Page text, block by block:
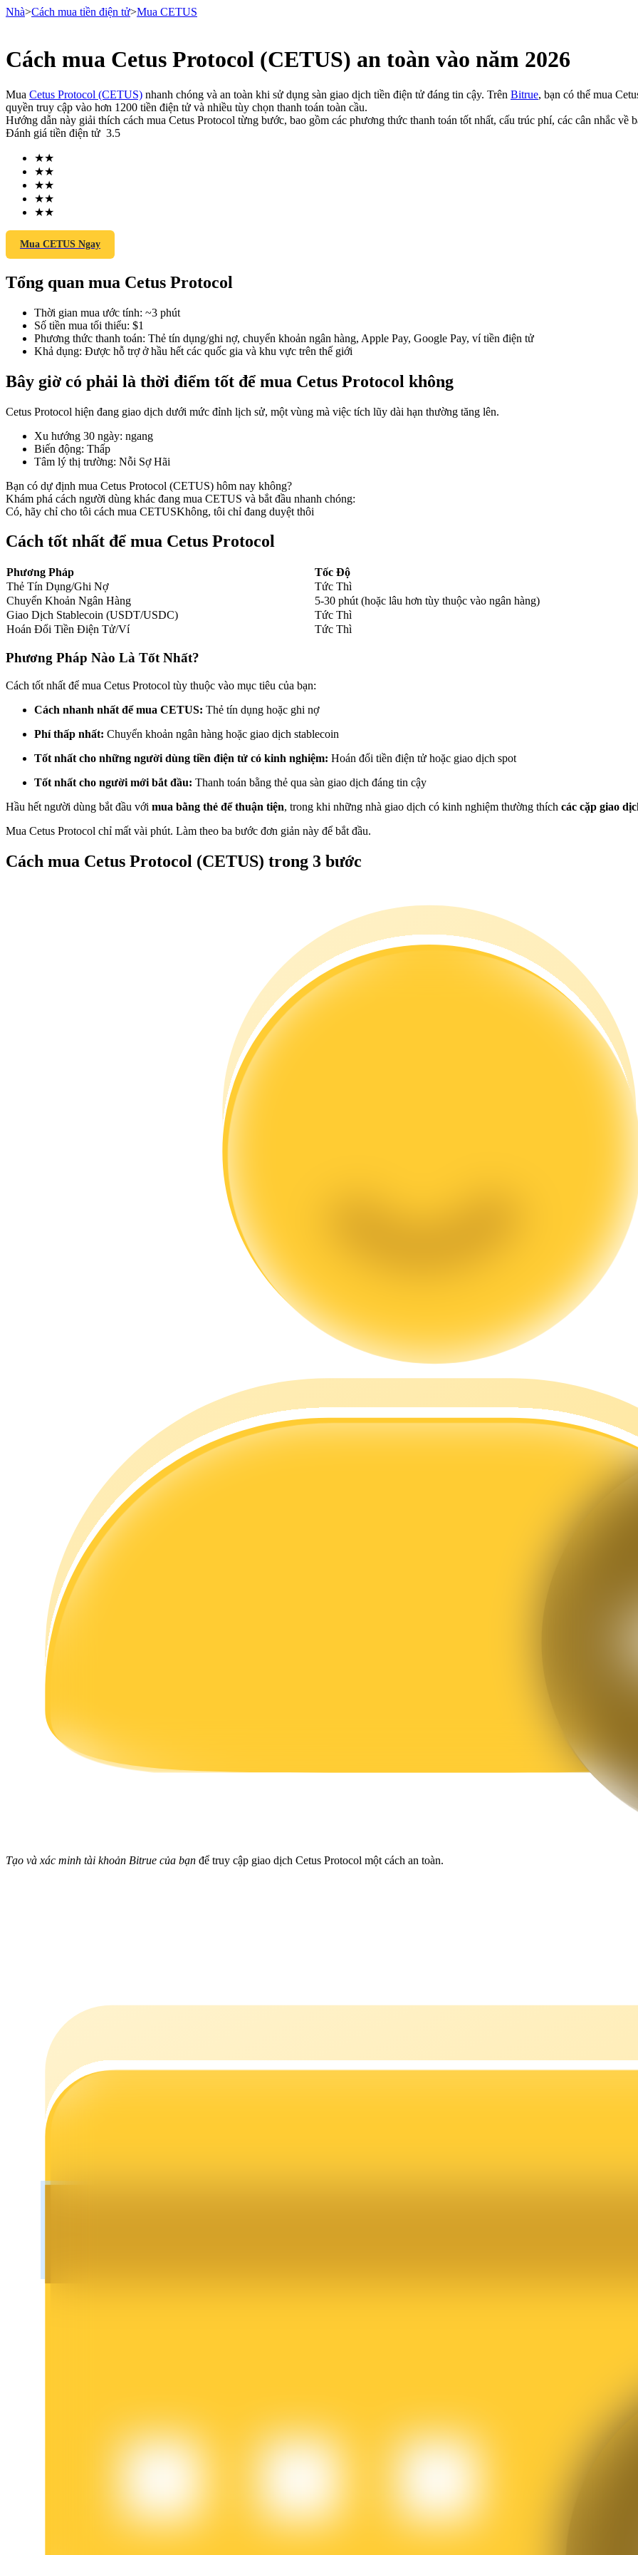
Hợp đồng tương lai
USDT Futures
Futures sử dụng USDT làm tài sản thế chấp
COIN-M Futures
Futures sử dụng token làm tài sản thế chấp
TradFi
Phái sinh cổ phiếu, ngoại hối, kim loại quý và hàng hóa
USDC Futures vĩnh cửu
Futures sử dụng USDC làm tài sản thế chấp
Sao chép Giao dịch
Tham gia cùng các nhà giao dịch hàng đầu
Tận hưởng chia sẻ lợi nhuận và hoa hồng giao dịch sao chép
Phân tích dữ liệu lớn bao gồm thông tin giao dịch, v.v.
Chiến lược giao dịch
Học cách duy trì lợi nhuận
Launchpool
Đặt cọc linh hoạt để kiếm được các token phổ biến.
Khóa BTR
Nhà>Cách mua tiền điện tử>Mua CETUS
Cách mua Cetus Protocol (CETUS) an toàn vào năm 2026
Mua Cetus Protocol (CETUS) nhanh chóng và an toàn khi sử dụng sàn giao dịch tiền điện tử đáng tin cậy. Trên Bitrue, bạn có thể mua
quyền truy cập vào hơn 1200 tiền điện tử và nhiều tùy chọn thanh toán toàn cầu.
Hướng dẫn này giải thích cách mua Cetus Protocol từng bước, bao gồm các phương thức thanh toán tốt nhất, cấu trúc phí, các cân nhắc về
Đánh giá tiền điện tử 3.5
★★
★★
★★
★★
★★
Mua CETUS Ngay
Tổng quan mua Cetus Protocol
Thời gian mua ước tính: ~3 phút
Số tiền mua tối thiểu: $1
Phương thức thanh toán: Thẻ tín dụng/ghi nợ, chuyển khoản ngân hàng, Apple Pay, Google Pay, ví tiền điện tử
Khả dụng: Được hỗ trợ ở hầu hết các quốc gia và khu vực trên thế giới
Bây giờ có phải là thời điểm tốt để mua Cetus Protocol không
Cetus Protocol hiện đang giao dịch dưới mức đỉnh lịch sử, một vùng mà việc tích lũy dài hạn thường tăng lên.
Xu hướng 30 ngày: ngang
Biến động: Thấp
Tâm lý thị trường: Nỗi Sợ Hãi
Bạn có dự định mua Cetus Protocol (CETUS) hôm nay không?
Khám phá cách người dùng khác đang mua CETUS và bắt đầu nhanh chóng:
Có, hãy chỉ cho tôi cách mua CETUSKhông, tôi chỉ đang duyệt thôi
Cách tốt nhất để mua Cetus Protocol
Phương Pháp
Tốc Độ
Thẻ Tín Dụng/Ghi Nợ
Tức Thì
Chuyển Khoản Ngân Hàng
5-30 phút (hoặc lâu hơn tùy thuộc vào ngân hàng)
Giao Dịch Stablecoin (USDT/USDC)
Tức Thì
Hoán Đổi Tiền Điện Tử/Ví
Tức Thì
Phương Pháp Nào Là Tốt Nhất?
Cách tốt nhất để mua Cetus Protocol tùy thuộc vào mục tiêu của bạn:
Cách nhanh nhất để mua CETUS: Thẻ tín dụng hoặc ghi nợ
Phí thấp nhất: Chuyển khoản ngân hàng hoặc giao dịch stablecoin
Tốt nhất cho những người dùng tiền điện tử có kinh nghiệm: Hoán đổi tiền điện tử hoặc giao dịch spot
Tốt nhất cho người mới bắt đầu: Thanh toán bằng thẻ qua sàn giao dịch đáng tin cậy
Hầu hết người dùng bắt đầu với mua bằng thẻ để thuận tiện, trong khi những nhà giao dịch có kinh nghiệm thường thích các cặp giao
Mua Cetus Protocol chỉ mất vài phút. Làm theo ba bước đơn giản này để bắt đầu.
Cách mua Cetus Protocol (CETUS) trong 3 bước
Tạo và xác minh tài khoản Bitrue của bạn để truy cập giao dịch Cetus Protocol một cách an toàn.